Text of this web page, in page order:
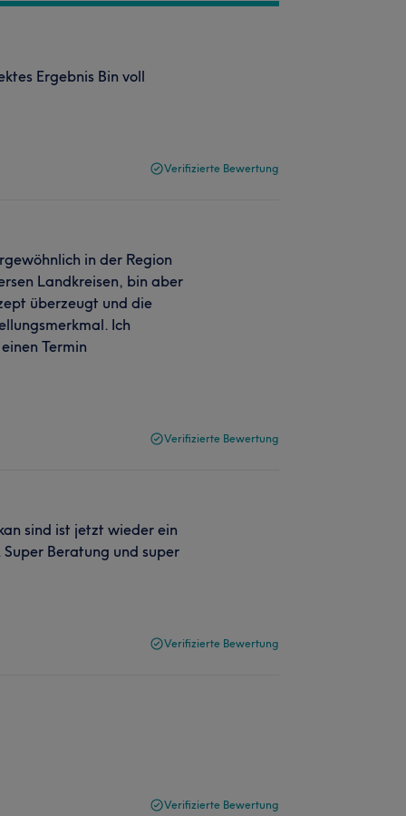
Ergebnis Bin voll
Verifizierte Bewertung
in der Region
Landkreisen, bin aber
überzeugt und die
Ich
Termin
Verifizierte Bewertung
sind ist jetzt wieder ein
Beratung und super
Verifizierte Bewertung
Verifizierte Bewertung